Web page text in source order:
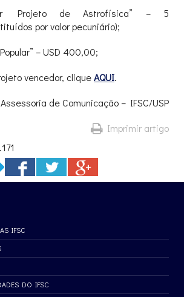
Projeto de Astrofísica” – 5
por valor pecuniário);
– USD 400,00;
vencedor, cliqueAQUI.
de Comunicação – IFSC/USP
Imprimir artigo
IFSC
DO IFSC